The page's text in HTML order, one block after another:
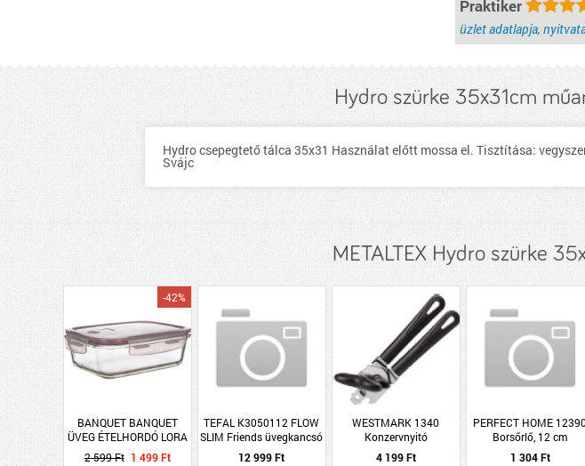
Praktiker
üzlet adatlapja,
Hydro szürke 35x31cm
Hydro csepegtető tálca 35x31 Használat előtt mossa el. Tisztítása:
Svájc
METALTEX Hydro szürke
BANQUET BANQUET
ÜVEG ÉTELHORDÓ LORA
550ML
-42%
2 599 Ft 1 499 Ft
TEFAL K3050112 FLOW
SLIM Friends üvegkancsó
1L fehér
12 999 Ft
WESTMARK 1340
Konzervnyitó
4 199 Ft
PERFECT HOME
Borsőrlő, 12 cm
1 304 Ft